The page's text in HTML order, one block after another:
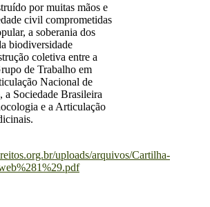
por muitas mãos e
civil comprometidas
a soberania dos
biodiversidade
coletiva entre a
de Trabalho em
Nacional de
Sociedade Brasileira
e a Articulação
uploads/arquivos/Cartilha-